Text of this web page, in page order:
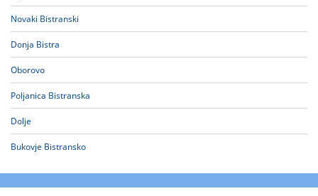
Novaki Bistranski
Donja Bistra
Oborovo
Poljanica Bistranska
Dolje
Bukovje Bistransko